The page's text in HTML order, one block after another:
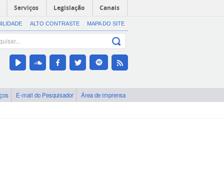
Serviços Legislação Canais
ALTO CONTRASTE MAPA DO SITE
E-mail do Pesquisador Área de imprensa